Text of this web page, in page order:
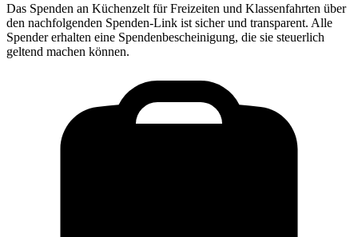
Das Spenden an Küchenzelt für Freizeiten und Klassenfahrten über
den nachfolgenden Spenden-Link ist sicher und transparent. Alle
Spender erhalten eine Spendenbescheinigung, die sie steuerlich
geltend machen können.